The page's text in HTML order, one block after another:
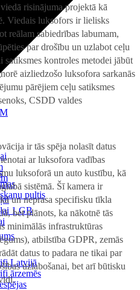
1 GB
Latvijā
ārzemēs
pultis
risinājuma projektā kā
Viedais luksofors ir lielisks
reālam sabiedrības labumam,
par drošību un uzlabot ceļu
satiksmes kontroles metodei jābūt
aizliedzošo luksofora sarkanās
pārējiem ceļu satiksmes
CSDD valdes
ir tās spēja nolasīt datus
ar luksofora vadības
luksoforā un auto kustību, kā
sistēmā. Šī kamera ir
un neprasa specifisku tīkla
bet plānots, ka nākotnē tās
minimālās infrastruktūras
atbilstība GDPR, zemās
datus to padara ne tikai par
uzlabošanai, bet arī būtisku